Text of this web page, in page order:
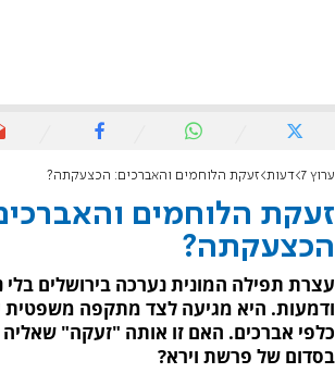
ערוץ 7 דעות זעקת הלוחמים והאברכים: הכצעקתה?
זעקת הלוחמים
הכצעקתה?
עצרת תפילה המונית נערכה בירושלים בלי
ודמעות. היא מגיעה לצד מתקפה משפטית
כלפי אברכים. האם זו אותה "זעקה" שאליה
בסדום של פרשת וירא?